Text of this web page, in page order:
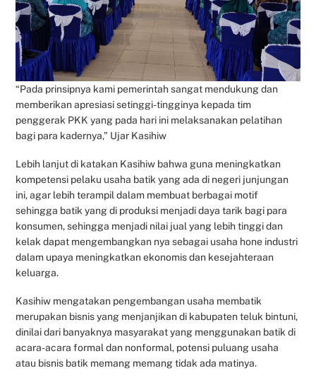
“Pada prinsipnya kami pemerintah sangat mendukung dan
memberikan apresiasi setinggi-tingginya kepada tim
penggerak PKK yang pada hari ini melaksanakan pelatihan
bagi para kadernya,” Ujar Kasihiw
Lebih lanjut di katakan Kasihiw bahwa guna meningkatkan
kompetensi pelaku usaha batik yang ada di negeri junjungan
ini, agar lebih terampil dalam membuat berbagai motif
sehingga batik yang di produksi menjadi daya tarik bagi para
konsumen, sehingga menjadi nilai jual yang lebih tinggi dan
kelak dapat mengembangkan nya sebagai usaha hone industri
dalam upaya meningkatkan ekonomis dan kesejahteraan
keluarga.
Kasihiw mengatakan pengembangan usaha membatik
merupakan bisnis yang menjanjikan di kabupaten teluk bintuni,
dinilai dari banyaknya masyarakat yang menggunakan batik di
acara-acara formal dan nonformal, potensi puluang usaha
atau bisnis batik memang memang tidak ada matinya.